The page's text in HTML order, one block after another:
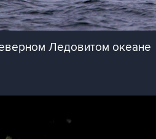
Ледовитом океане